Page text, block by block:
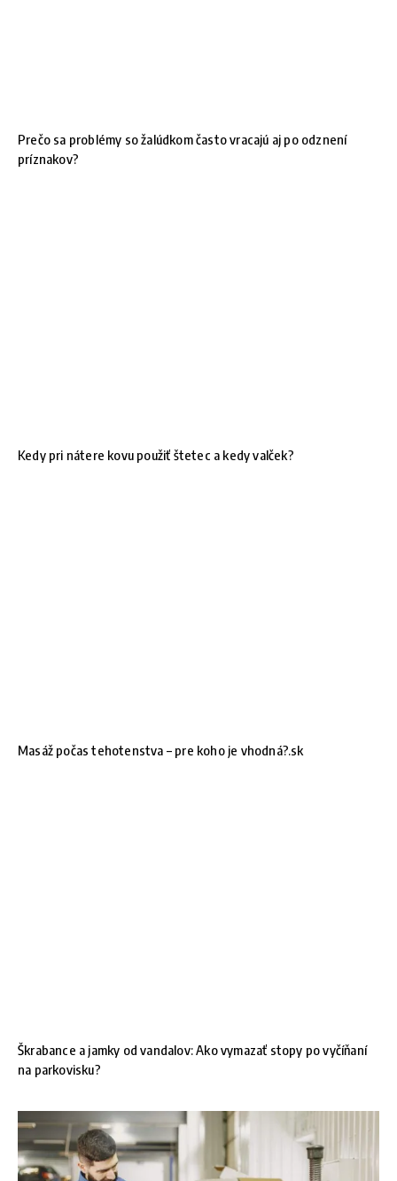
Prečo sa problémy so žalúdkom často vracajú aj po odznení
príznakov?
Kedy pri nátere kovu použiť štetec a kedy valček?
Masáž počas tehotenstva – pre koho je vhodná?.sk
Škrabance a jamky od vandalov: Ako vymazať stopy po vyčíňaní
na parkovisku?